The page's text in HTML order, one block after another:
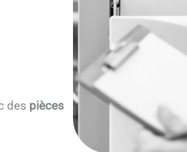
des pièces